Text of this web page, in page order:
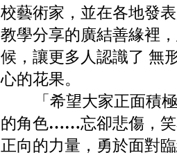
校藝術家，並在各地發
教學分享的廣結善緣裡
候，讓更多人認識了 無
心的花果。
「希望大家正面積極
的角色……忘卻悲傷，
正向的力量，勇於面對